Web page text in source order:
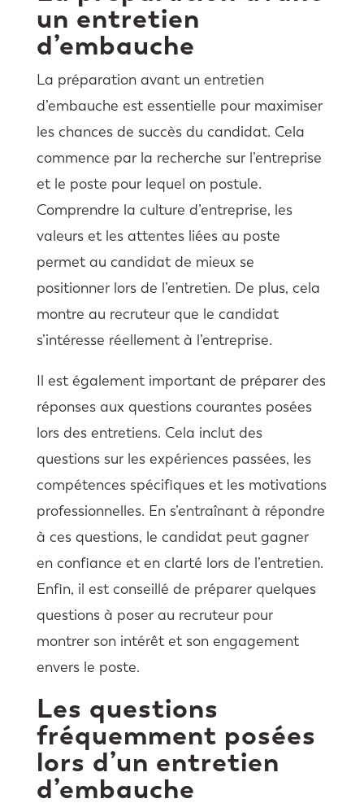
un entretien
d’embauche
La préparation avant un entretien
d’embauche est essentielle pour maximiser
les chances de succès du candidat. Cela
commence par la recherche sur l’entreprise
et le poste pour lequel on postule.
Comprendre la culture d’entreprise, les
valeurs et les attentes liées au poste
permet au candidat de mieux se
positionner lors de l’entretien. De plus, cela
montre au recruteur que le candidat
s’intéresse réellement à l’entreprise.
Il est également important de préparer des
réponses aux questions courantes posées
lors des entretiens. Cela inclut des
questions sur les expériences passées, les
compétences spécifiques et les motivations
professionnelles. En s’entraînant à répondre
à ces questions, le candidat peut gagner
en confiance et en clarté lors de l’entretien.
Enfin, il est conseillé de préparer quelques
questions à poser au recruteur pour
montrer son intérêt et son engagement
envers le poste.
Les questions
fréquemment posées
lors d’un entretien
d’embauche